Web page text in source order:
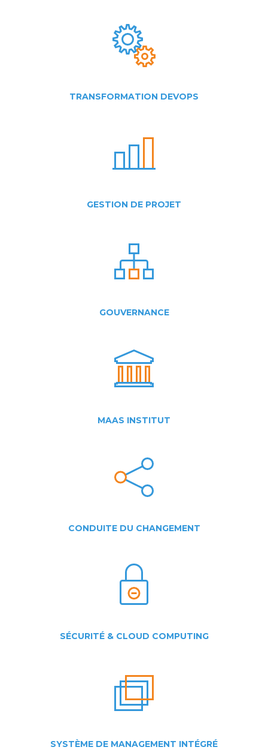
TRANSFORMATION DEVOPS
GESTION DE PROJET
GOUVERNANCE
MAAS INSTITUT
CONDUITE DU CHANGEMENT
SÉCURITÉ & CLOUD COMPUTING
SYSTÈME DE MANAGEMENT INTÉGRÉ